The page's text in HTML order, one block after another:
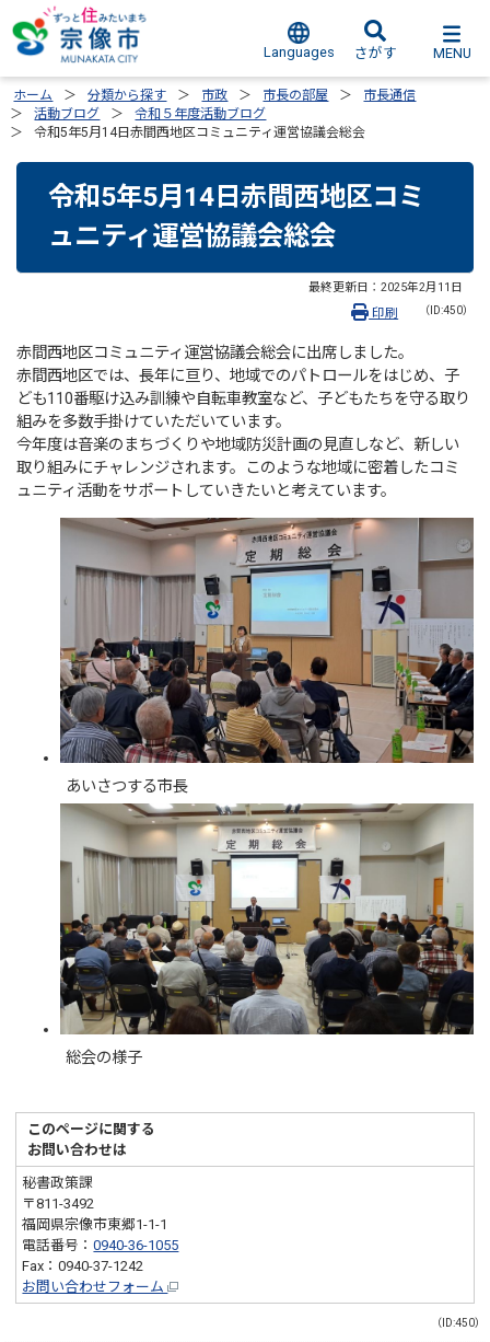
Languages さがす MENU
ホーム 分類から探す 市政 市長の部屋
市長通信
活動ブログ
令和５年度活動ブログ
令和5年5月14日赤間西地区コミュニティ運営協議会総会
令和5年5月14日赤間西地区コミ
ュニティ運営協議会総会
最終更新日： 2025年2月11日
（ID:450）
印刷
赤間西地区コミュニティ運営協議会総会に出席しました。
赤間西地区では、長年に亘り、地域でのパトロールをはじめ、子
ども110番駆け込み訓練や自転車教室など、子どもたちを守る取り
組みを多数手掛けていただいています。
今年度は音楽のまちづくりや地域防災計画の見直しなど、新しい
取り組みにチャレンジされます。このような地域に密着したコミ
ュニティ活動をサポートしていきたいと考えています。
あいさつする市長
総会の様子
このページに関する
お問い合わせは
秘書政策課
〒811-3492
福岡県宗像市東郷1-1-1
電話番号：0940-36-1055
Fax：0940-37-1242
お問い合わせフォーム
（ID:450）